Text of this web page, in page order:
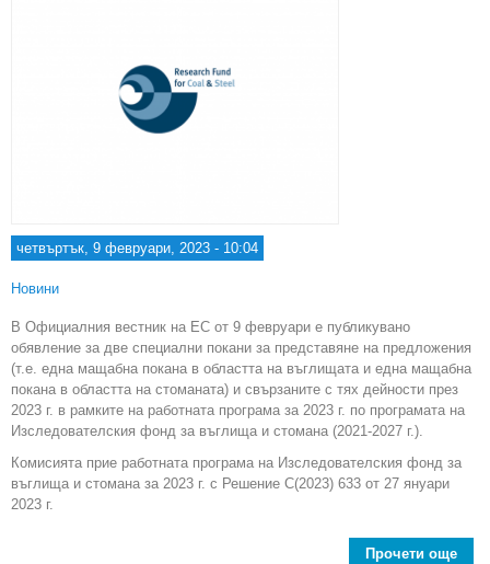
четвъртък, 9 февруари, 2023 - 10:04
Новини
В Официалния вестник на ЕС от 9 февруари е публикувано
обявление за две специални покани за представяне на предложения
(т.е. една мащабна покана в областта на въглищата и една мащабна
покана в областта на стоманата) и свързаните с тях дейности през
2023 г. в рамките на работната програма за 2023 г. по програмата на
Изследователския фонд за въглища и стомана (2021-2027 г.).
Комисията прие работната програма на Изследователския фонд за
въглища и стомана за 2023 г. с Решение C(2023) 633 от 27 януари
2023 г.
Прочети още